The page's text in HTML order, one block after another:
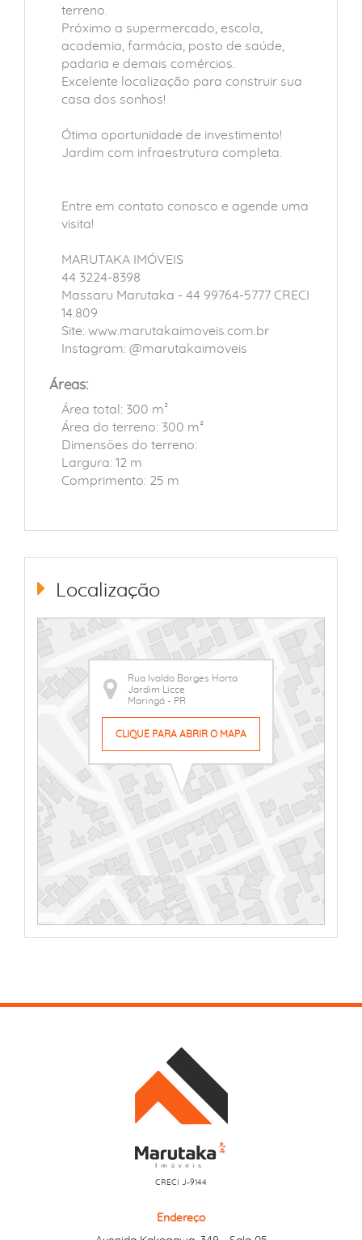
terreno.
Próximo a supermercado, escola,
academia, farmácia, posto de saúde,
padaria e demais comércios.
Excelente localização para construir sua
casa dos sonhos!
Ótima oportunidade de investimento!
Jardim com infraestrutura completa.
Entre em contato conosco e agende uma
visita!
MARUTAKA IMÓVEIS
44 3224-8398
Massaru Marutaka - 44 99764-5777 CRECI
14.809
Site: www.marutakaimoveis.com.br
Instagram: @marutakaimoveis
Áreas:
Área total: 300 m²
Área do terreno: 300 m²
Dimensões do terreno:
Largura: 12 m
Comprimento: 25 m
Localização
Rua Ivaldo Borges Horta
Jardim Licce
Maringá - PR
CLIQUE PARA ABRIR O MAPA
CRECI J-9144
Endereço